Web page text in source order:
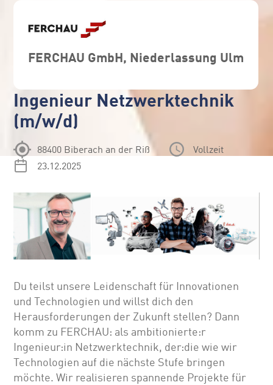
FERCHAU GmbH, Niederlassung Ulm
Ingenieur Netzwerktechnik
(m/w/d)
88400 Biberach an der Riß
Vollzeit
23.12.2025
Du teilst unsere Leidenschaft für Innovationen
und Technologien und willst dich den
Herausforderungen der Zukunft stellen? Dann
komm zu FERCHAU: als ambitionierte:r
Ingenieur:in Netzwerktechnik, der:die wie wir
Technologien auf die nächste Stufe bringen
möchte. Wir realisieren spannende Projekte für